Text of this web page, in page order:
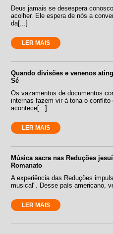
Deus jamais se desespera
acolher. Ele espera de nós a
da[...]
LER MAIS
Quando divisões e venenos
Sé
Os vazamentos de documentos
internas fazem vir à tona o
acontece[...]
LER MAIS
Música sacra nas Reduções
Romanato
A experiência das Reduções
musical". Desse país americano,
LER MAIS